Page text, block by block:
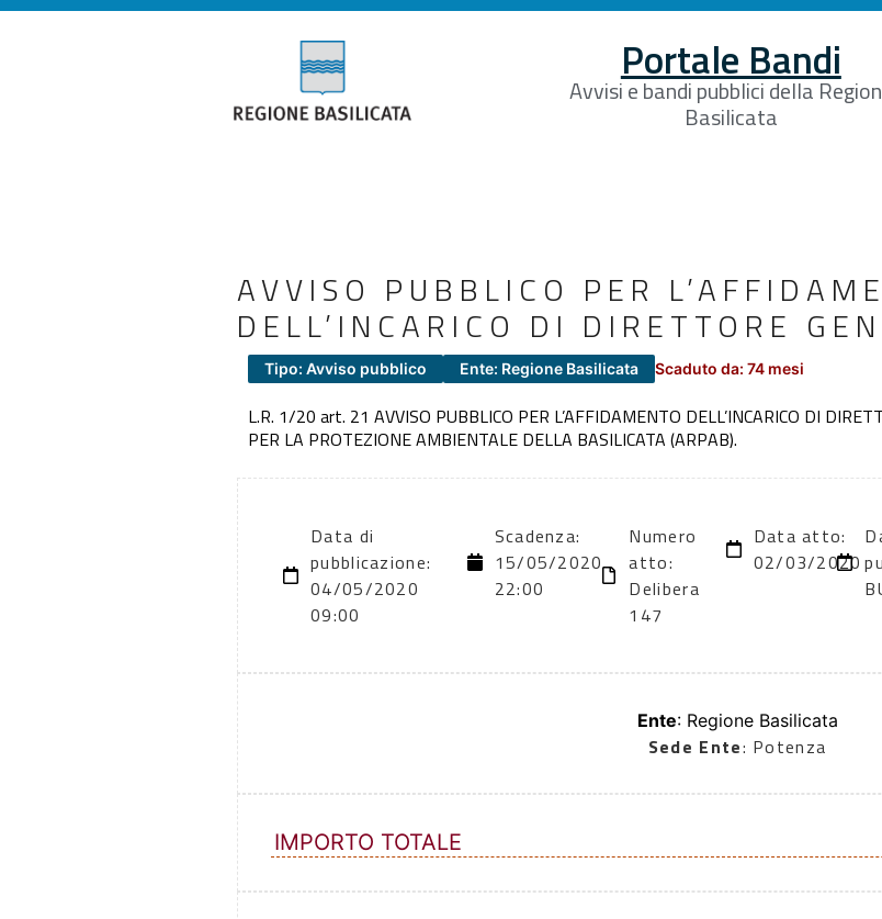
Portale Bandi
Avvisi e bandi pubblici della
Basilicata
AVVISO PUBBLICO PER
DELL’INCARICO DI DIRETTORE
Tipo: Avviso pubblico Ente: Regione Basilicata Scaduto da: 74 mesi
L.R. 1/20 art. 21 AVVISO PUBBLICO PER L’AFFIDAMENTO DELL’INCARICO DI
PER LA PROTEZIONE AMBIENTALE DELLA BASILICATA (ARPAB).
Data di
pubblicazione:
04/05/2020
09:00
Scadenza:
15/05/2020
22:00
Numero
atto:
Delibera
147
Data atto:
02/03/2020
Ente: Regione Basilicata
Sede Ente: Potenza
IMPORTO TOTALE